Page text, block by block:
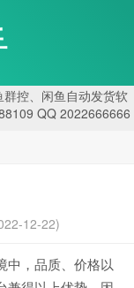
控、闲鱼自动发货软
QQ 2022666666
12-22)
中，品质、价格以